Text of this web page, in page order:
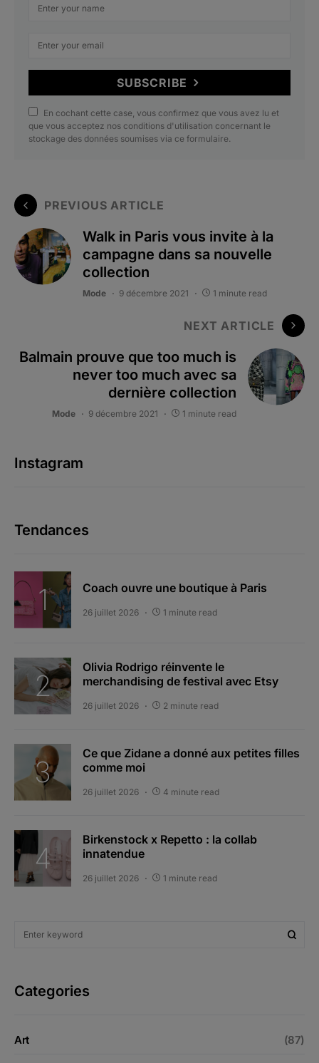
SUBSCRIBE
En cochant cette case, vous confirmez que vous avez lu et
que vous acceptez nos conditions d'utilisation concernant le
stockage des données soumises via ce formulaire.
PREVIOUS ARTICLE
Walk in Paris vous invite à la
campagne dans sa nouvelle
collection
Mode 9 décembre 2021 1 minute read
NEXT ARTICLE
Balmain prouve que too much is
never too much avec sa
dernière collection
Mode 9 décembre 2021 1 minute read
Instagram
Tendances
Coach ouvre une boutique à Paris
26 juillet 2026 1 minute read
Olivia Rodrigo réinvente le
merchandising de festival avec Etsy
26 juillet 2026 2 minute read
Ce que Zidane a donné aux petites filles
comme moi
26 juillet 2026 4 minute read
Birkenstock x Repetto : la collab
innatendue
26 juillet 2026 1 minute read
Categories
Art (87)